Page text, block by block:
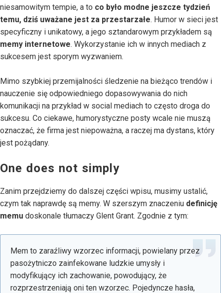
niesamowitym tempie, a to co było modne jeszcze tydzień
temu, dziś uważane jest za przestarzałe. Humor w sieci jest
specyficzny i unikatowy, a jego sztandarowym przykładem są
memy internetowe. Wykorzystanie ich w innych mediach z
sukcesem jest sporym wyzwaniem.
Mimo szybkiej przemijalności śledzenie na bieżąco trendów i
nauczenie się odpowiedniego dopasowywania do nich
komunikacji na przykład w social mediach to często droga do
sukcesu. Co ciekawe, humorystyczne posty wcale nie muszą
oznaczać, że firma jest niepoważna, a raczej ma dystans, który
jest pożądany.
One does not simply
Zanim przejdziemy do dalszej części wpisu, musimy ustalić,
czym tak naprawdę są memy. W szerszym znaczeniu definicję
memu doskonale tłumaczy Glent Grant. Zgodnie z tym:
Mem to zaraźliwy wzorzec informacji, powielany przez
pasożytniczo zainfekowane ludzkie umysły i
modyfikujący ich zachowanie, powodujący, że
rozprzestrzeniają oni ten wzorzec. Pojedyncze hasła,